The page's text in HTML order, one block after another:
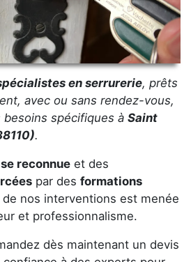
en serrurerie, prêts
avec ou sans rendez-vous,
spécifiques à Saint
.
reconnue et des
par des formations
de nos interventions est menée
et professionnalisme.
dès maintenant un devis